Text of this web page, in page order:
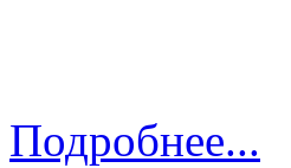
Подробнее...